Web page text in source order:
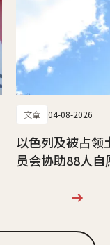
文章 04-08-2026
以色列及被占领
员会协助88人